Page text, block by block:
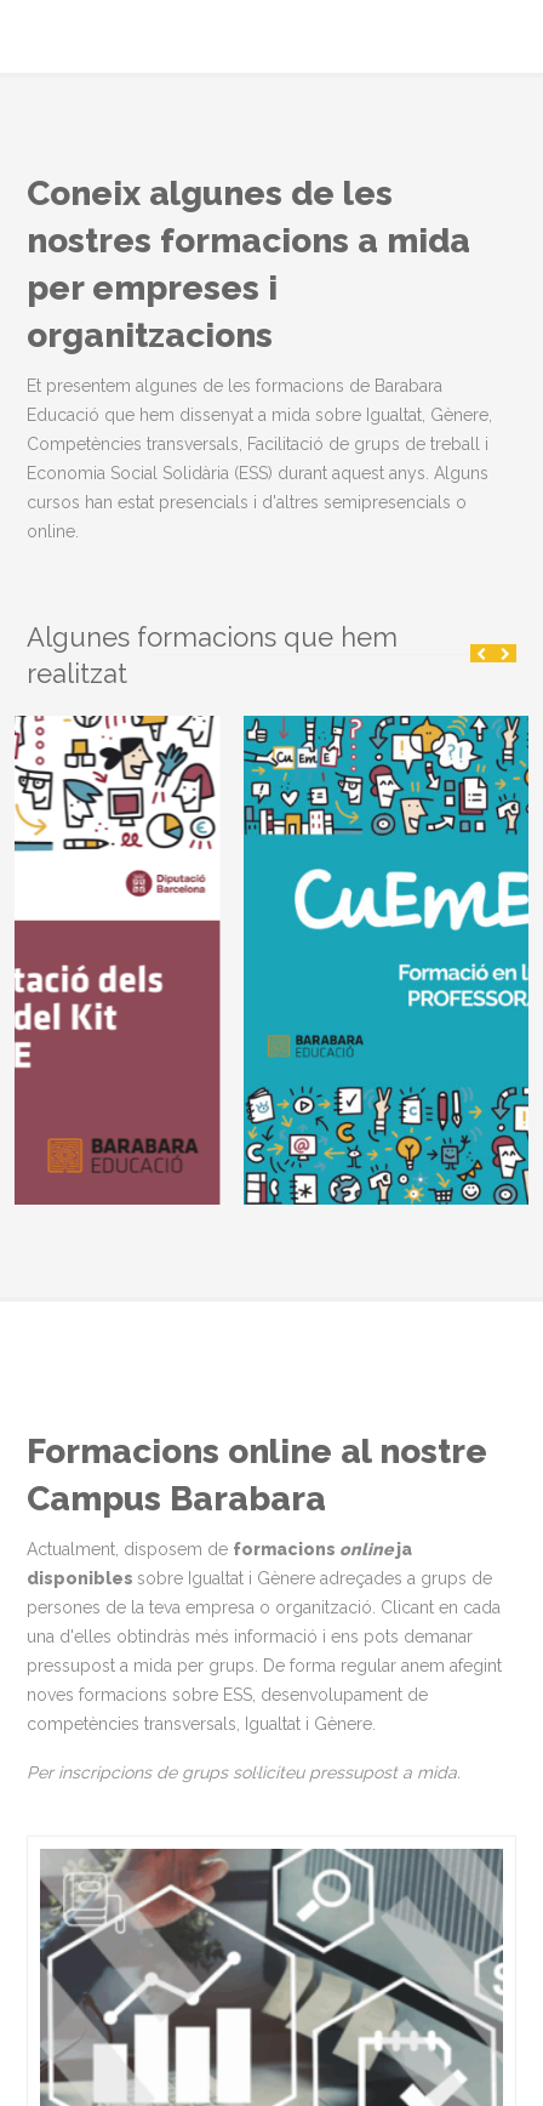
Coneix algunes de les
nostres formacions a mida
per empreses i
organitzacions
Et presentem algunes de les formacions de Barabara
Educació que hem dissenyat a mida sobre Igualtat, Gènere,
Competències transversals, Facilitació de grups de treball i
Economia Social Solidària (ESS) durant aquest anys. Alguns
cursos han estat presencials i d'altres semipresencials o
online.
Algunes formacions que hem
realitzat
Formacions online al nostre
Campus Barabara
Actualment, disposem de formacions onlineja
disponiblessobre Igualtat i Gènere adreçades a grups de
persones de la teva empresa o organització. Clicant en cada
una d'elles obtindràs més informació i ens pots demanar
pressupost a mida per grups. De forma regular anem afegint
noves formacions sobre ESS, desenvolupament de
competències transversals, Igualtat i Gènere.
Per inscripcions de grups sol·liciteu pressupost a mida.